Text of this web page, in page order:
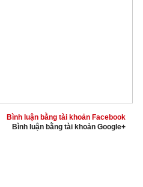
Bình luận bằng tài khoản Facebook
Bình luận bằng tài khoản Google+